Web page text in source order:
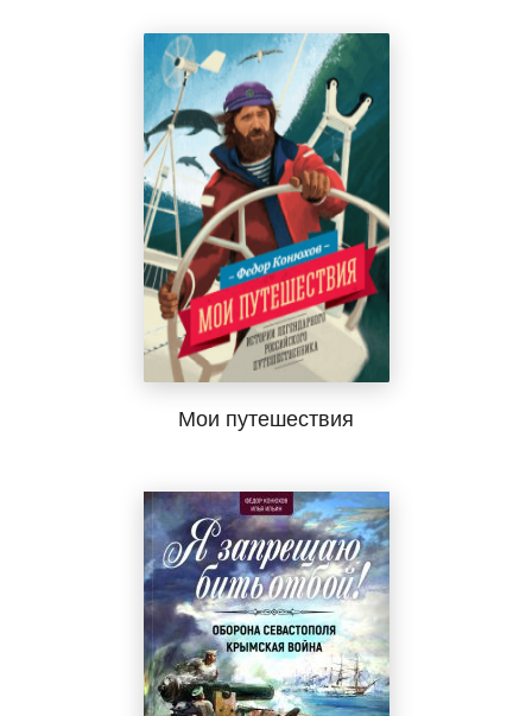
Мои путешествия